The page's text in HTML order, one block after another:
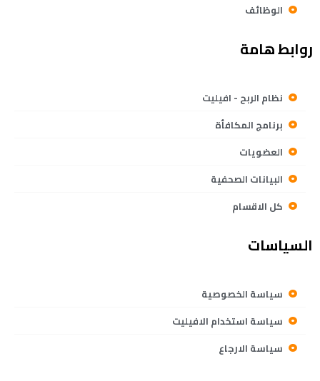
الوظائف
روابط هامة
نظام الربح - افيليت
برنامج المكافأة
العضويات
البيانات الصحفية
كل الاقسام
السياسات
سياسة الخصوصية
سياسة استخدام الافيليت
سياسة الارجاع